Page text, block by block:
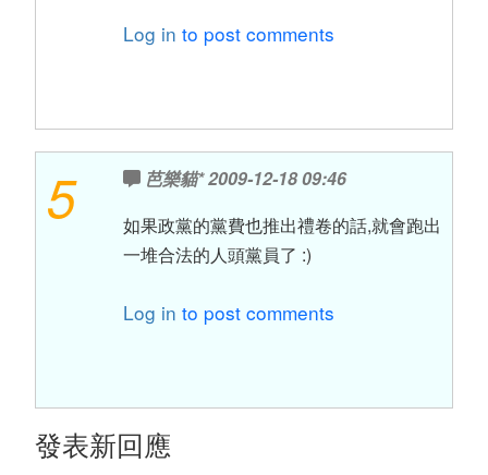
Log in to post comments
5 芭樂貓*2009-12-18 09:46
如果政黨的黨費也推出禮卷的話,就會跑出
一堆合法的人頭黨員了 :)
Log in to post comments
發表新回應